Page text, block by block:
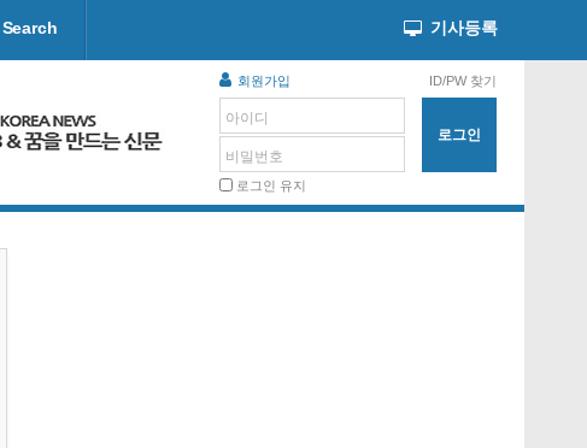
기사등록
회원가입 ID/PW 찾기
아이디
비밀번호
로그인 유지